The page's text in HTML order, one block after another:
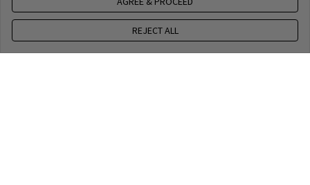
REJECT ALL